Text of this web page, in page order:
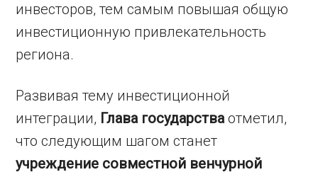
инвесторов, тем самым повышая общую
инвестиционную привлекательность
региона.
Развивая тему инвестиционной
интеграции, Глава государстваотметил,
что следующим шагом станет
учреждение совместной венчурной